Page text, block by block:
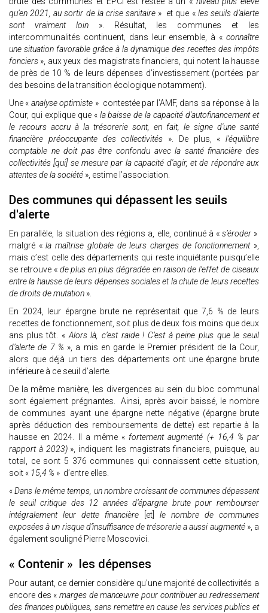
qu’en 2021, au sortir de la crise sanitaire» et que « les seuils d’alerte
sont vraiment loin». Résultat, les communes et les
intercommunalités continuent, dans leur ensemble, à « connaître
une situation favorable grâce à la dynamique des recettes des impôts
fonciers », aux yeux des magistrats financiers, qui notent la hausse
de près de 10 % de leurs dépenses d’investissement (portées par
des besoins de la transition écologique notamment).
Une « analyse optimiste » contestée par l’AMF, dans sa réponse à la
Cour, qui explique que «la baisse de la capacité d'autofinancement et
le recours accru à la trésorerie sont, en fait, le signe d'une santé
financière préoccupante des collectivités ». De plus, « l'équilibre
comptable ne doit pas être confondu avec la santé financière des
collectivités [qui] se mesure par la capacité d'agir, et de répondre aux
attentes de la société », estime l’association.
Des communes qui dépassent les seuils
d'alerte
En parallèle, la situation des régions a, elle, continué à «s’éroder»
malgré «la maîtrise globale de leurs charges de fonctionnement »,
mais c’est celle des départements qui reste inquiétante puisqu’elle
se retrouve « de plus en plus dégradée en raison de l’effet de ciseaux
entre la hausse de leurs dépenses sociales et la chute de leurs recettes
de droits de mutation ».
En 2024, leur épargne brute ne représentait que 7,6 % de leurs
recettes de fonctionnement, soit plus de deux fois moins que deux
ans plus tôt. «Alors là, c’est raide ! C’est à peine plus que le seuil
d’alerte de 7 % », a mis en garde le Premier président de la Cour,
alors que déjà un tiers des départements ont une épargne brute
inférieure à ce seuil d’alerte.
De la même manière, les divergences au sein du bloc communal
sont également prégnantes. Ainsi, après avoir baissé, le nombre
de communes ayant une épargne nette négative (épargne brute
après déduction des remboursements de dette) est repartie à la
hausse en 2024. Il a même « fortement augmenté (+ 16,4 % par
rapport à 2023)», indiquent les magistrats financiers, puisque, au
total, ce sont 5 376 communes qui connaissent cette situation,
soit « 15,4 % » d’entre elles.
«Dans le même temps, un nombre croissant de communes dépassent
le seuil critique des 12 années d’épargne brute pour rembourser
intégralement leur dette financière
[et] le nombre de communes
exposées à un risque d’insuffisance de trésorerie a aussi augmenté», a
également souligné Pierre Moscovici.
« Contenir » les dépenses
Pour autant, ce dernier considère qu’une majorité de collectivités a
encore des « marges de manœuvre pour contribuer au redressement
des finances publiques, sans remettre en cause les services publics et